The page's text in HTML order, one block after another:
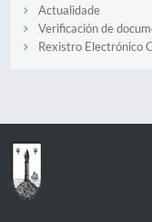
Actualidade
Verificación de
Rexistro Electrónico